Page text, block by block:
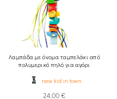
Λαμπάδα με όνομα ταμπελάκι από
πολυμερικό πηλό για αγόρι
new kid in town
24,00 €